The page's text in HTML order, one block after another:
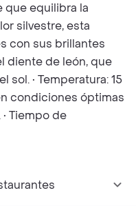
que equilibra la
silvestre, esta
con sus brillantes
diente de león, que
sol. • Temperatura: 15
condiciones óptimas
Tiempo de